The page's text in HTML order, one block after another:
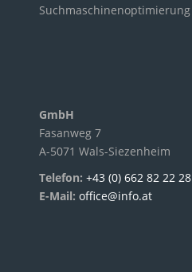
Suchmaschinenoptimierung
GmbH
Fasanweg 7
A-5071 Wals-Siezenheim
Telefon: +43 (0) 662 82 22 28
E-Mail: office@info.at